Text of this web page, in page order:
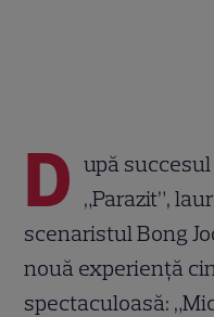
D upă
„Parazit”,
scenaristul Bong
nouă experiență
spectaculoasă: